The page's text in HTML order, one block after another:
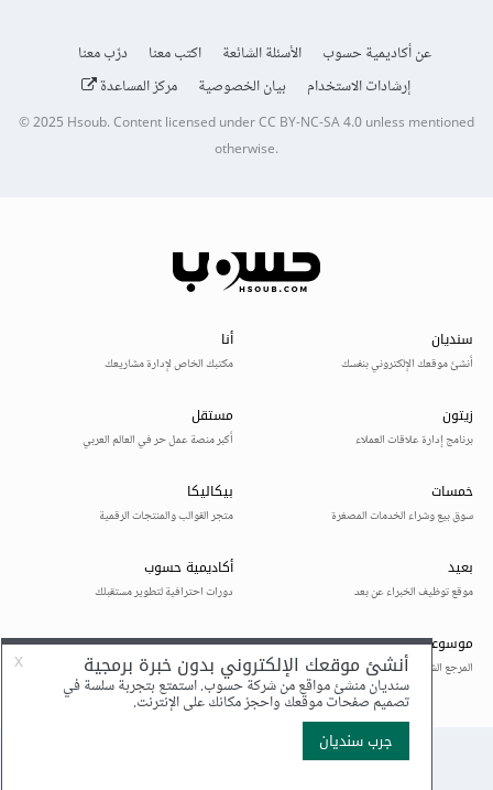
عن أكاديمية حسوب الأسئلة الشائعة اكتب معنا
درّب معنا
إرشادات الاستخدام
بيان الخصوصية مركز المساعدة
© 2025Hsoub.Content licensed underCC BY-NC-SA 4.0unless mentioned
otherwise.